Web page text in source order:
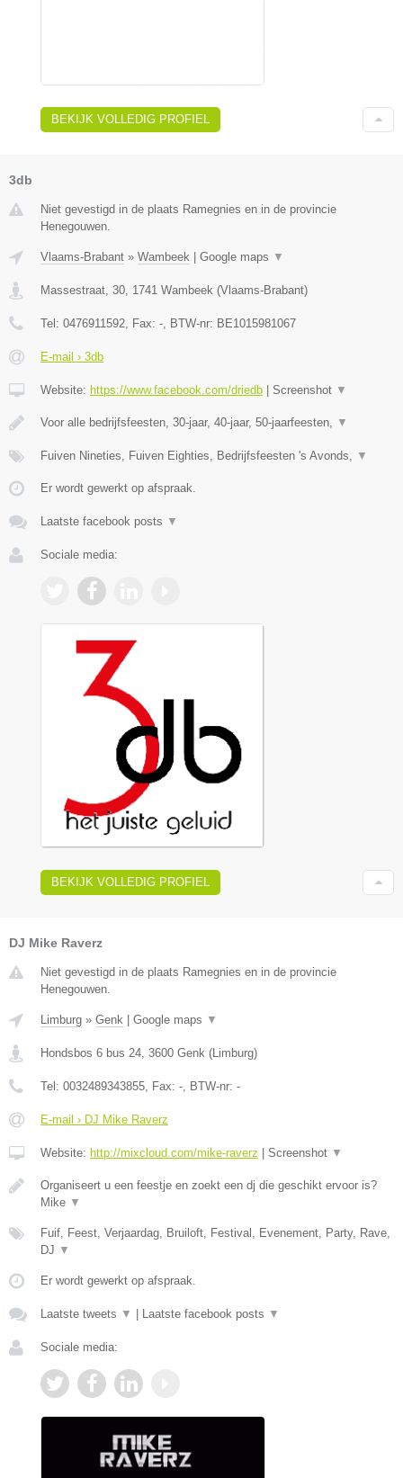
BEKIJK VOLLEDIG PROFIEL
3db
Niet gevestigd in de plaats Ramegnies en in de provincie
Henegouwen.
Vlaams-Brabant » Wambeek Google maps ▼
Massestraat, 30 1741 Wambeek (Vlaams-Brabant)
Tel: 0476911592 , Fax: - , BTW-nr: BE1015981067
E-mail › 3db
Website: https://www.facebook.com/driedb Screenshot ▼
Voor alle bedrijfsfeesten, 30-jaar, 40-jaar, 50-jaarfeesten, ▼
Fuiven Nineties, Fuiven Eighties, Bedrijfsfeesten 's Avonds, ▼
Er wordt gewerkt op afspraak.
Laatste facebook posts ▼
Sociale media:
BEKIJK VOLLEDIG PROFIEL
DJ Mike Raverz
Niet gevestigd in de plaats Ramegnies en in de provincie
Henegouwen.
Limburg » Genk Google maps ▼
Hondsbos 6 bus 24 3600 Genk ( Limburg)
Tel: 0032489343855 , Fax: - , BTW-nr: -
E-mail › DJ Mike Raverz
Website: http://mixcloud.com/mike-raverz Screenshot ▼
Organiseert u een feestje en zoekt een dj die geschikt ervoor is?
Mike ▼
Fuif, Feest, Verjaardag, Bruiloft, Festival, Evenement, Party, Rave,
DJ ▼
Er wordt gewerkt op afspraak.
Laatste tweets ▼ Laatste facebook posts ▼
Sociale media: